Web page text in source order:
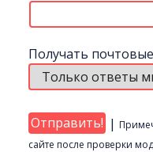
Получать
|
сайте после проверки